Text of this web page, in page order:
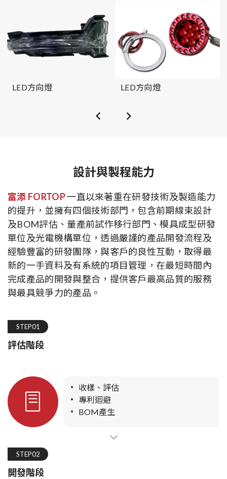
LED方向燈 LED方向燈
設計與製程能力
富添 FORTOP一直以來著重在研發技術及製造能力
的提升，並擁有四個技術部門，包含前期線束設計
及BOM評估、量產前試作移行部門、模具成型研發
單位及光電機構單位，透過嚴謹的產品開發流程及
經驗豐富的研發團隊，與客戶的良性互動，取得最
新的一手資料及有系統的項目管理，在最短時間內
完成產品的開發與整合，提供客戶最高品質的服務
與最具競爭力的產品。
STEP01
評估階段
收樣、評估
專利迴避
BOM產生
STEP02
開發階段